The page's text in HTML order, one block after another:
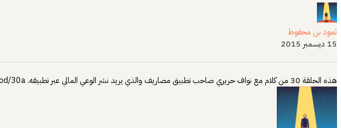
ثمود بن محفوظ
15 ديسمبر 2015
هذه الحلقة 30 من كلام مع نواف حريري صاحب تطبيق مصاريف والذي يريد نشر الوعي المالي عبر تطبيقه. https://soundcloud.com/thamood/30a